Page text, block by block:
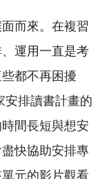
而來。在複習
運用一直是考
都不再困擾
安排讀書計畫的
間長短與想安
快協助安排專
元的影片觀看